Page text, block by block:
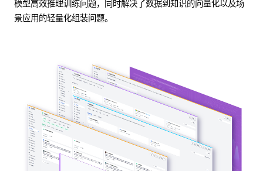
模型高效推理训练问题，同时解决了数据到知识的向量化以及场
景应用的轻量化组装问题。